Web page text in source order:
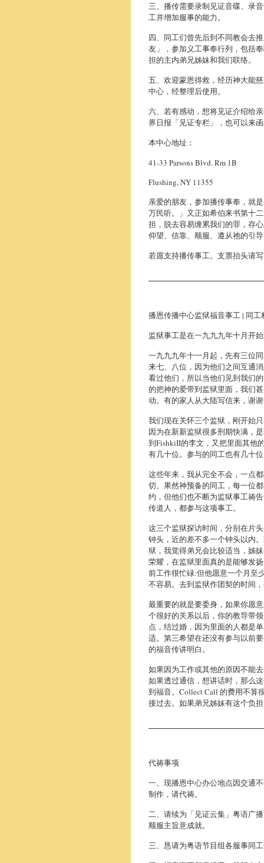
三、播传需要录制见证音碟、录
工并增加服事的能力。
四、同工们曾先后到不同教会去
友」，参加义工事奉行列，包括
担的主内弟兄姊妹和我们联络。
五、欢迎蒙恩得救，经历神大能
中心，经整理后使用。
六、若有感动，想将见证介绍给
界日报「见证专栏」，也可以来
本中心地址：
41-33 Parsons Blvd. Rm 1B
Flushing, NY 11355
亲爱的朋友，参加播传事奉，就
万民听。」又正如希伯来书第十
担，脱去容易缠累我们的罪，存
仰望、信靠、顺服、遵从祂的引
若愿支持播传事工。支票抬头请
播恩传播中心监狱福音事工 | 同
监狱事工是在一九九九年十月开
一九九九年十一月起，先有三位
来七、八位，因为他们之间互通
看过他们，所以当他们见到我们
的把神的爱带到监狱里面，我们
动。有的家人从大陆写信来，谢
我们现在关怀三个监狱，刚开始
因为在新新监狱很多刑期快满，
到FishkiII的李文，又把里面其他
有几十位。参与的同工也有几十
这些年来，我从完全不会，一点
切。果然神预备的同工，每一位
约，但他们也不断为监狱事工祷
传道人，都参与这项事工。
这三个监狱探访时间，分别在片
钟头，近的差不多一个钟头以内
狱，我觉得弟兄会比较适当，姊
荣耀，在监狱里面真的是能够发
前工作很忙碌:但他愿意一个月至
不容易。去到监狱作团契的时间
最重要的就是要委身，如果你愿
个很好的关系以后，你的教导带
点，结过婚，因为里面的人都是
适。第三希望在还没有参与以前
的福音传讲明白。
如果因为工作或其他的原因不能
如果透过通信，想讲话时，那么
到福音。Collect Call 的费用不算
接过去。如果弟兄姊妹有这个负
代祷事项
一、现播恩中心办公地点因交通
制作，请代祷。
二、请续为「见证云集」粤语广
顺服主旨意成就。
三、恳请为粤语节目组各服事同